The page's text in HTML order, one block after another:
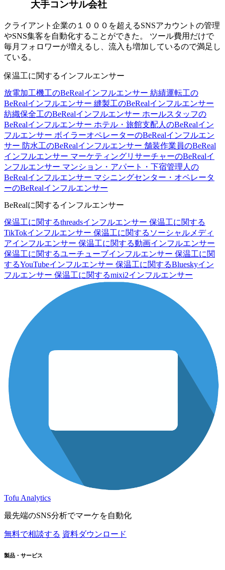
大手コンサル会社
クライアント企業の１０００を超えるSNSアカウントの管理
やSNS集客を自動化することができた。 ツール費用だけで
毎月フォロワーが増えるし、流入も増加しているので満足し
ている。
保温工に関するインフルエンサー
放電加工機工のBeRealインフルエンサー 紡績運転工の
BeRealインフルエンサー 縫製工のBeRealインフルエンサー
紡織保全工のBeRealインフルエンサー ホールスタッフの
BeRealインフルエンサー ホテル・旅館支配人のBeRealイン
フルエンサー ボイラーオペレーターのBeRealインフルエン
サー 防水工のBeRealインフルエンサー 舗装作業員のBeReal
インフルエンサー マーケティングリサーチャーのBeRealイ
ンフルエンサー マンション・アパート・下宿管理人の
BeRealインフルエンサー マシニングセンター・オペレータ
ーのBeRealインフルエンサー
BeRealに関するインフルエンサー
保温工に関するthreadsインフルエンサー 保温工に関する
TikTokインフルエンサー 保温工に関するソーシャルメディ
アインフルエンサー 保温工に関する動画インフルエンサー
保温工に関するユーチューブインフルエンサー 保温工に関
するYouTubeインフルエンサー 保温工に関するBlueskyイン
フルエンサー 保温工に関するmixi2インフルエンサー
Tofu Analytics
最先端のSNS分析でマーケを自動化
無料で相談する 資料ダウンロード
製品・サービス